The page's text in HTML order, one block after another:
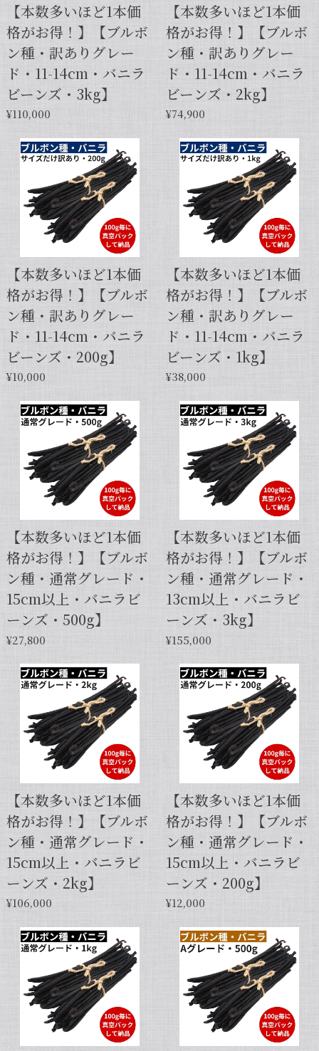
【本数多いほど1本価
格がお得！】【ブルボ
ン種・訳ありグレー
ド・11-14cm・バニラ
ビーンズ・3kg】
¥110,000
【本数多いほど1本価
格がお得！】【ブルボ
ン種・訳ありグレー
ド・11-14cm・バニラ
ビーンズ・2kg】
¥74,900
【本数多いほど1本価
格がお得！】【ブルボ
ン種・訳ありグレー
ド・11-14cm・バニラ
ビーンズ・200g】
¥10,000
【本数多いほど1本価
格がお得！】【ブルボ
ン種・訳ありグレー
ド・11-14cm・バニラ
ビーンズ・1kg】
¥38,000
【本数多いほど1本価
格がお得！】【ブルボ
ン種・通常グレード・
15cm以上・バニラビ
ーンズ・500g】
¥27,800
【本数多いほど1本価
格がお得！】【ブルボ
ン種・通常グレード・
13cm以上・バニラビ
ーンズ・3kg】
¥155,000
【本数多いほど1本価
格がお得！】【ブルボ
ン種・通常グレード・
15cm以上・バニラビ
ーンズ・2kg】
¥106,000
【本数多いほど1本価
格がお得！】【ブルボ
ン種・通常グレード・
15cm以上・バニラビ
ーンズ・200g】
¥12,000